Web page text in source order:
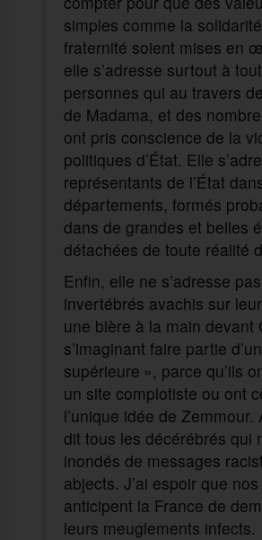
simples comme la
fraternité soient mises en
elle s’adresse surtout à
personnes qui au travers
de Madama, et des
ont pris conscience de la
politiques d’État. Elle
représentants de l’État
départements, formés
dans de grandes et belles
détachées de toute réalité
Enfin, elle ne s’adresse
invertébrés avachis sur
une bière à la main devant
s’imaginant faire partie
supérieure », parce qu’ils
un site complotiste ou ont
l’unique idée de Zemmour.
dit tous les décérébrés qui
inondés de messages
abjects. J’ai espoir que
anticipent la France de
leurs meuglements infects.